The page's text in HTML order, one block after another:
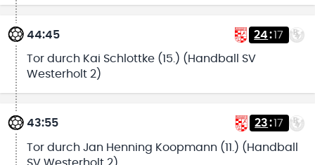
44:45 24:17
Tor durch Kai Schlottke (15.) (Handball SV
Westerholt 2)
43:55 23:17
Tor durch Jan Henning Koopmann (11.) (Handball
SV Westerholt 2)